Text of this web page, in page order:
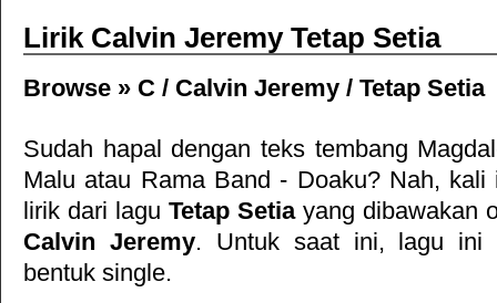
Lirik Calvin Jeremy Tetap Setia
Browse » C / Calvin Jeremy / Tetap Setia
Sudah hapal dengan teks tembang
Malu atau Rama Band - Doaku? Nah, kali
lirik dari lagu Tetap Setiayang dibawakan
Calvin Jeremy. Untuk saat ini, lagu ini
bentuk single.